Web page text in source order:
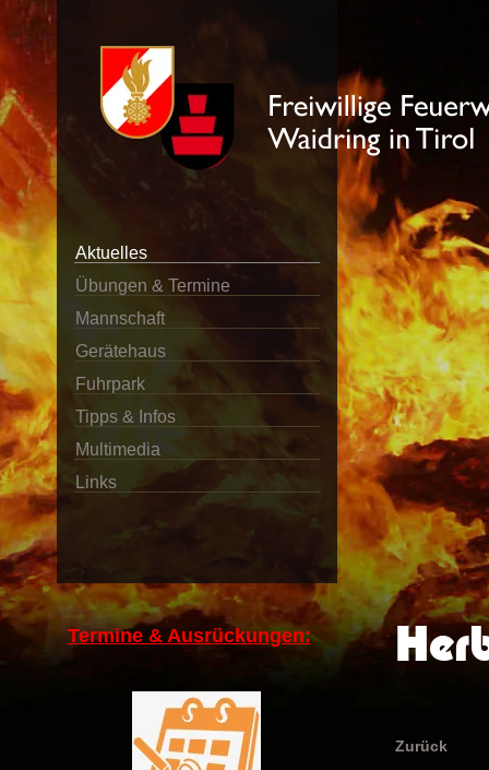
Aktuelles
Übungen & Termine
Mannschaft
Gerätehaus
Fuhrpark
Tipps & Infos
Multimedia
Links
Termine & Ausrückungen:
Zurück